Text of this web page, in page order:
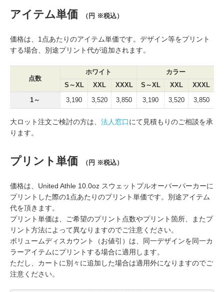
アイテム単価 （円 ※税込）
価格は、1点あたりのアイテム単価です。デザイン等をプリント
する場合、別途プリント代が追加されます。
点数
ホワイト
カラー
S～XL
XXL XXXL S～XL XXL XXXL
1～ 3,190 3,520 3,850 3,190 3,520 3,850
大ロット注文ご検討の方は、 法人窓口にて見積もりのご相談を承
ります。
プリント単価 （円 ※税込）
価格は、United Athle 10.0oz スウェットプルオーバーパーカーに
プリントした際の1点あたりのプリント単価です。別途アイテム
代を頂きます。
プリント単価は、ご希望のプリント点数やプリント箇所、またプ
リント方法によって異なりますのでご注意ください。
ボリュームディスカウント（お値引）は、同一デザインを同一カ
ラーアイテムにプリントする場合に適用します。
ただし、カートに別々に追加した場合は適用外になりますのでご
注意ください。